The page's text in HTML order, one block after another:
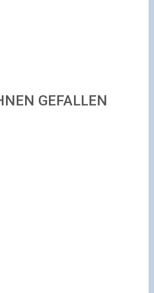
GEFALLEN